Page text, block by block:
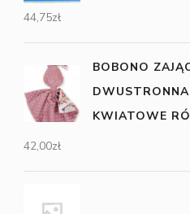
44,75zł
BOBONO
KWIATOWE
42,00zł